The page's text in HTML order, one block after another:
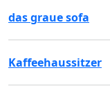
das graue sofa
Kaffeehaussitzer